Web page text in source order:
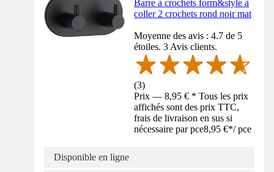
Barre à crochets form&style à
coller 2 crochets rond noir mat
Moyenne des avis : 4.7 de 5
étoiles. 3 Avis clients.
(3)
Prix — 8,95 € * Tous les prix
affichés sont des prix TTC,
frais de livraison en sus si
nécessaire par pce8,95 €*/ pce
Disponible en ligne